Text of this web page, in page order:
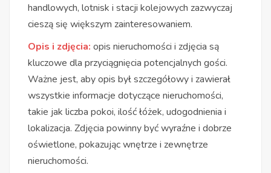
handlowych, lotnisk i stacji kolejowych zazwyczaj
cieszą się większym zainteresowaniem.
Opis i zdjęcia: opis nieruchomości i zdjęcia są
kluczowe dla przyciągnięcia potencjalnych gości.
Ważne jest, aby opis był szczegółowy i zawierał
wszystkie informacje dotyczące nieruchomości,
takie jak liczba pokoi, ilość łóżek, udogodnienia i
lokalizacja. Zdjęcia powinny być wyraźne i dobrze
oświetlone, pokazując wnętrze i zewnętrze
nieruchomości.